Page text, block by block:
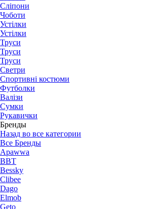
Сліпони
Чоботи
Устілки
Устілки
Труси
Труси
Труси
Светри
Спортивні костюми
Футболки
Валізи
Сумки
Рукавички
Бренды
Назад во все категории
Все Бренды
Apawwa
BBT
Bessky
Clibee
Dago
Elmob
Geto